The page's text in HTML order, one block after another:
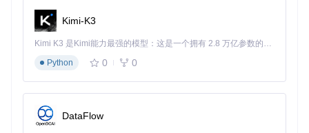
可以随时恢复，不会对设备造成永久性改动。这就如同给您的i
Phone安装了一个"性能模式"开关，需要时开启，日常使用时
关闭，兼顾性能与安全。
操作步骤：
Kimi-K3
Kimi K3 是Kimi能力最强的模型：这是一个拥有 2.8 万亿参数的混合专家（MoE）模型，具备原生视觉理解能力，并支持 100 万 token 的上下文窗口。
Python
0 0
DataFlow